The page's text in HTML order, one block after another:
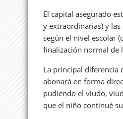
El capital asegurado
y extraordinarias) y
según el nivel escolar
finalización normal de
La principal diferencia
abonará en forma
pudiendo el viudo,
que el niño continué